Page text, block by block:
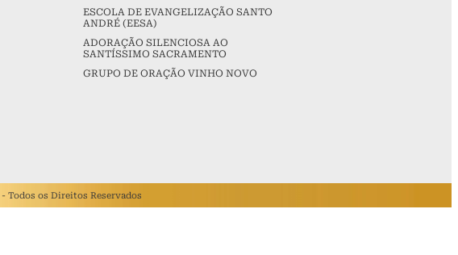
ESCOLA DE EVANGELIZAÇÃO SANTO
ANDRÉ (EESA)
ADORAÇÃO SILENCIOSA AO
SANTÍSSIMO SACRAMENTO
GRUPO DE ORAÇÃO VINHO NOVO
- Todos os Direitos Reservados